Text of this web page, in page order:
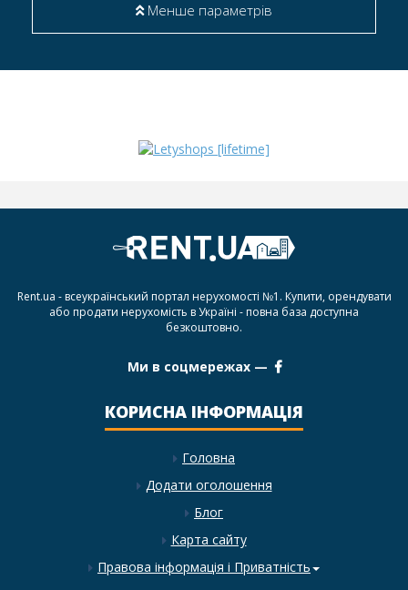
Менше параметрів
Rent.ua - всеукраїнський портал нерухомості №1. Купити, орендувати
або продати нерухомість в Україні - повна база доступна
безкоштовно.
Ми в соцмережах —
КОРИСНА ІНФОРМАЦІЯ
Головна
Додати оголошення
Блог
Карта сайту
Правова інформація і Приватність